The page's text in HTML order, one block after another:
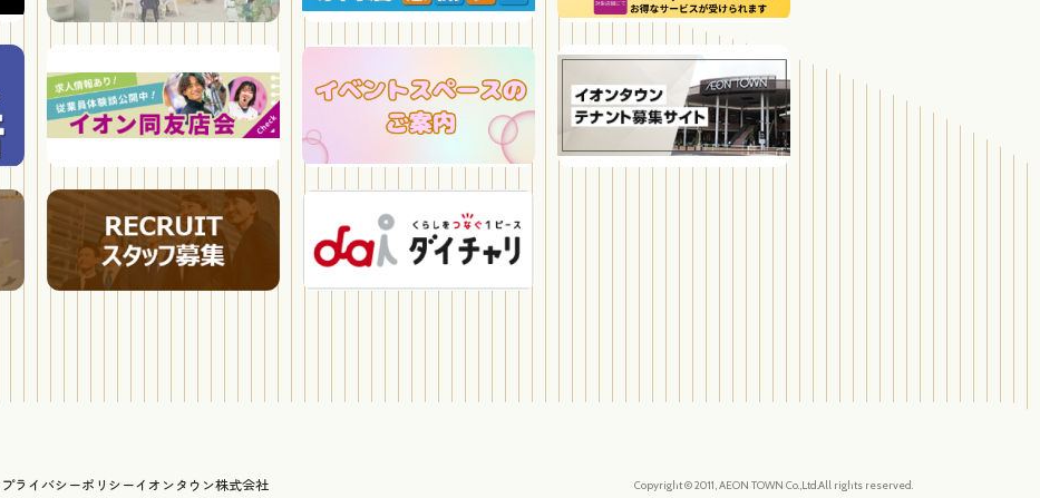
プライバシーポリシーイオンタウン株式会社 Copyright © 2011, AEON TOWN Co.,Ltd.All rights reserved.